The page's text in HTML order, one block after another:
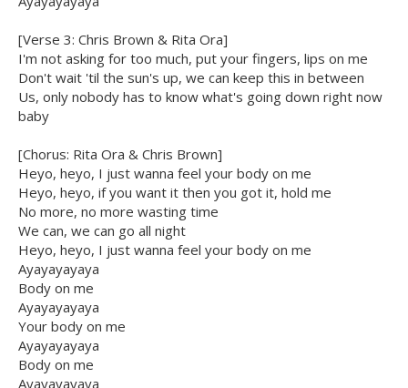
[Verse 3: Chris Brown & Rita Ora]
I'm not asking for too much, put your fingers, lips on me
Don't wait 'til the sun's up, we can keep this in between
Us, only nobody has to know what's going down right now
baby
[Chorus: Rita Ora & Chris Brown]
Heyo, heyo, I just wanna feel your body on me
Heyo, heyo, if you want it then you got it, hold me
No more, no more wasting time
We can, we can go all night
Heyo, heyo, I just wanna feel your body on me
Ayayayayaya
Body on me
Ayayayayaya
Your body on me
Ayayayayaya
Body on me
Ayayayayaya